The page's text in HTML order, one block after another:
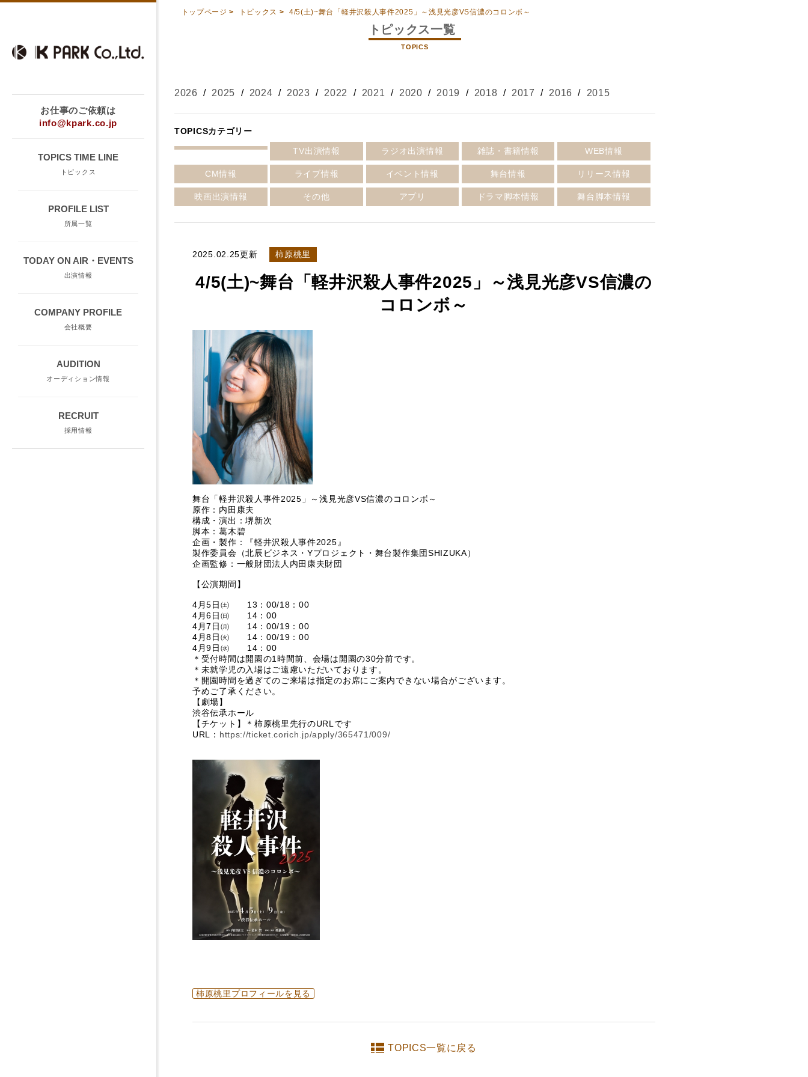
お仕事のご依頼は
info@kpark.co.jp
TOPICS TIME LINE
トピックス
PROFILE LIST
所属一覧
TODAY ON AIR・EVENTS
出演情報
COMPANY PROFILE
会社概要
AUDITION
オーディション情報
RECRUIT
採用情報
トップページ > トピックス > 4/5(土)~舞台「軽井沢殺人事件2025」～浅見光彦VS信濃のコロンボ～
トピックス一覧
TOPICS
2026 / 2025 / 2024 / 2023 / 2022 / 2021 / 2020 / 2019 / 2018 / 2017 / 2016 / 2015
TOPICSカテゴリー
TV出演情報 ラジオ出演情報 雑誌・書籍情報 WEB情報
CM情報 ライブ情報 イベント情報 舞台情報 リリース情報
映画出演情報 その他 アプリ ドラマ脚本情報 舞台脚本情報
2025.02.25更新 柿原桃里
4/5(土)~舞台「軽井沢殺人事件2025」～浅見光彦VS信濃の
コロンボ～
舞台「軽井沢殺人事件2025」～浅見光彦VS信濃のコロンボ～
原作：内田康夫
構成・演出：堺新次
脚本：葛木碧
企画・製作：『軽井沢殺人事件2025』
製作委員会（北辰ビジネス・Yプロジェクト・舞台製作集団SHIZUKA）
企画監修：一般財団法人内田康夫財団
【公演期間】
4月5日㈯ 13：00/18：00
4月6日㈰ 14：00
4月7日㈪ 14：00/19：00
4月8日㈫ 14：00/19：00
4月9日㈬ 14：00
＊受付時間は開園の1時間前、会場は開園の30分前です。
＊未就学児の入場はご遠慮いただいております。
＊開園時間を過ぎてのご来場は指定のお席にご案内できない場合がございます。
予めご了承ください。
【劇場】
渋谷伝承ホール
【チケット】＊柿原桃里先行のURLです
URL： https://ticket.corich.jp/apply/365471/009/
柿原桃里プロフィールを見る
TOPICS一覧に戻る